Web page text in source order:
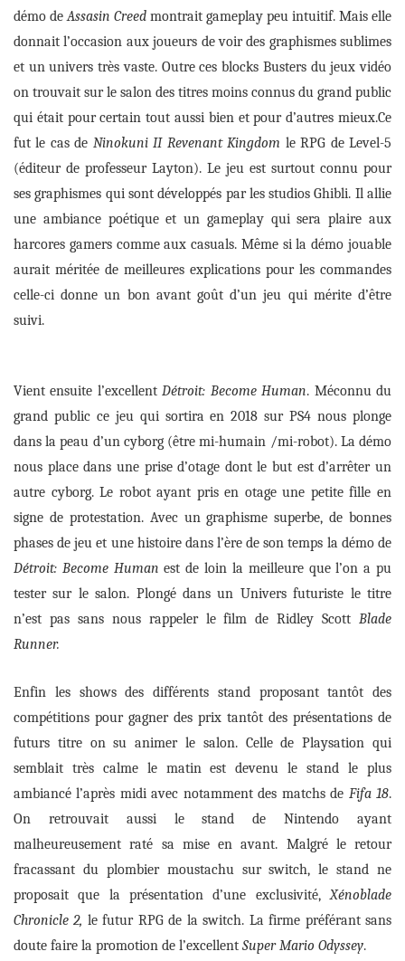
démo deAssasin Creed montrait gameplay peu intuitif. Mais elle
donnait l’occasion aux joueurs de voir des graphismes sublimes
et un univers très vaste. Outre ces blocks Busters du jeux vidéo
on trouvait sur le salon des titres moins connus du grand public
qui était pour certain tout aussi bien et pour d’autres mieux.Ce
fut le cas de Ninokuni II Revenant Kingdom le RPG de Level-5
(éditeur de professeur Layton). Le jeu est surtout connu pour
ses graphismes qui sont développés par les studios Ghibli. Il allie
une ambiance poétique et un gameplay qui sera plaire aux
harcores gamers comme aux casuals. Même si la démo jouable
aurait méritée de meilleures explications pour les commandes
celle-ci donne un bon avant goût d’un jeu qui mérited’être
suivi.
Vient ensuite l’excellentDétroit: Become Human. Méconnu du
grand public ce jeu qui sortira en 2018 surPS4 nous plonge
dans la peau d’un cyborg (être mi-humain /mi-robot). La démo
nous place dans une prise d’otage dont le but est d’arrêter un
autre cyborg.Le robot ayant pris en otage une petite fille en
signe de protestation. Avec un graphisme superbe, de bonnes
phases de jeu et une histoire dans l’ère de son temps la démo de
Détroit: Become Humanest de loin la meilleure que l’on a pu
tester sur le salon. Plongé dans un Univers futuriste le titre
n’est pas sans nous rappeler le film de Ridley Scott Blade
Runner.
Enfin les shows des différents stand proposanttantôt des
compétitions pour gagner des prix tantôt des présentations de
futurs titre on suanimer le salon. Celle de Playsation qui
semblait très calme le matin est devenu le stand le plus
ambiancé l’après midi avec notamment des matchs de Fifa 18.
On retrouvait aussi le stand de Nintendo ayant
malheureusement raté sa mise en avant. Malgré le retour
fracassant du plombier moustachu sur switch, le stand ne
proposait que la présentation d’une exclusivité,Xénoblade
Chronicle 2, le futur RPG de la switch. La firme préférant sans
doute faire la promotion de l’excellent Super Mario Odyssey.